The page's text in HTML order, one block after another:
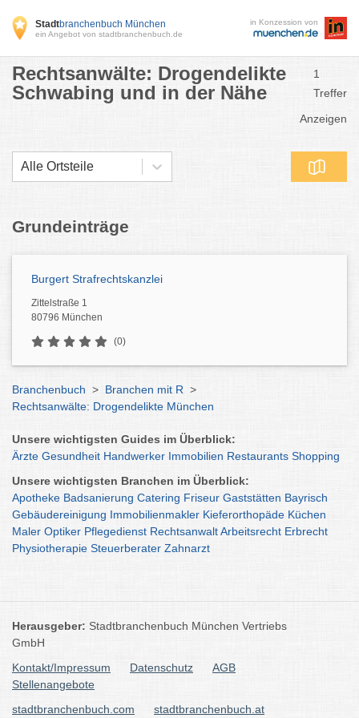
Stadtbranchenbuch München
ein Angebot von stadtbranchenbuch.de
in Konzession von
Rechtsanwälte: Drogendelikte
Schwabing und in der Nähe
1
Treffer
Anzeigen
Alle Ortsteile
Grundeinträge
Burgert Strafrechtskanzlei
Zittelstraße 1
80796 München
(0)
Branchenbuch > Branchen mit R >
Rechtsanwälte: Drogendelikte München
Unsere wichtigsten Guides im Überblick:
Ärzte Gesundheit Handwerker Immobilien Restaurants Shopping
Unsere wichtigsten Branchen im Überblick:
Apotheke Badsanierung Catering Friseur Gaststätten Bayrisch
Gebäudereinigung Immobilienmakler Kieferorthopäde Küchen
Maler Optiker Pflegedienst RechtsanwaltArbeitsrecht Erbrecht
Physiotherapie Steuerberater Zahnarzt
Herausgeber: Stadtbranchenbuch München Vertriebs
GmbH
Kontakt/Impressum
Datenschutz
AGB
Stellenangebote
stadtbranchenbuch.com
stadtbranchenbuch.at